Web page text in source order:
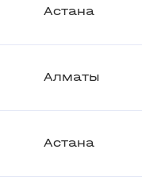
Астана
Алматы
Астана